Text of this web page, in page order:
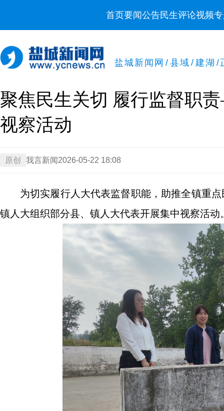
首页要闻公告民生评论视频
盐城新闻网 / 县域 / 建湖 /
聚焦民生关切 履行监督职
视察活动
原创 我言新闻 2026-05-22 18:08
为切实履行人大代表监督职能，助推全镇重
镇人大组织部分县、镇人大代表开展集中视察活动